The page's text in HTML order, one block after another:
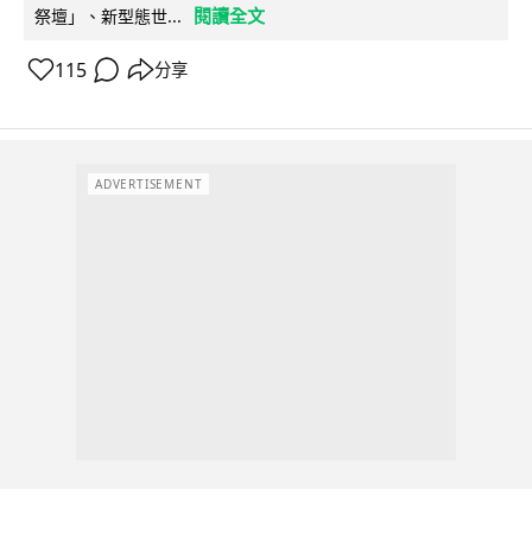
祭壇」、新型態世... 閱讀全文
115 分享
ADVERTISEMENT